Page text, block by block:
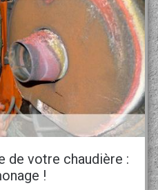
de votre chaudière :
!